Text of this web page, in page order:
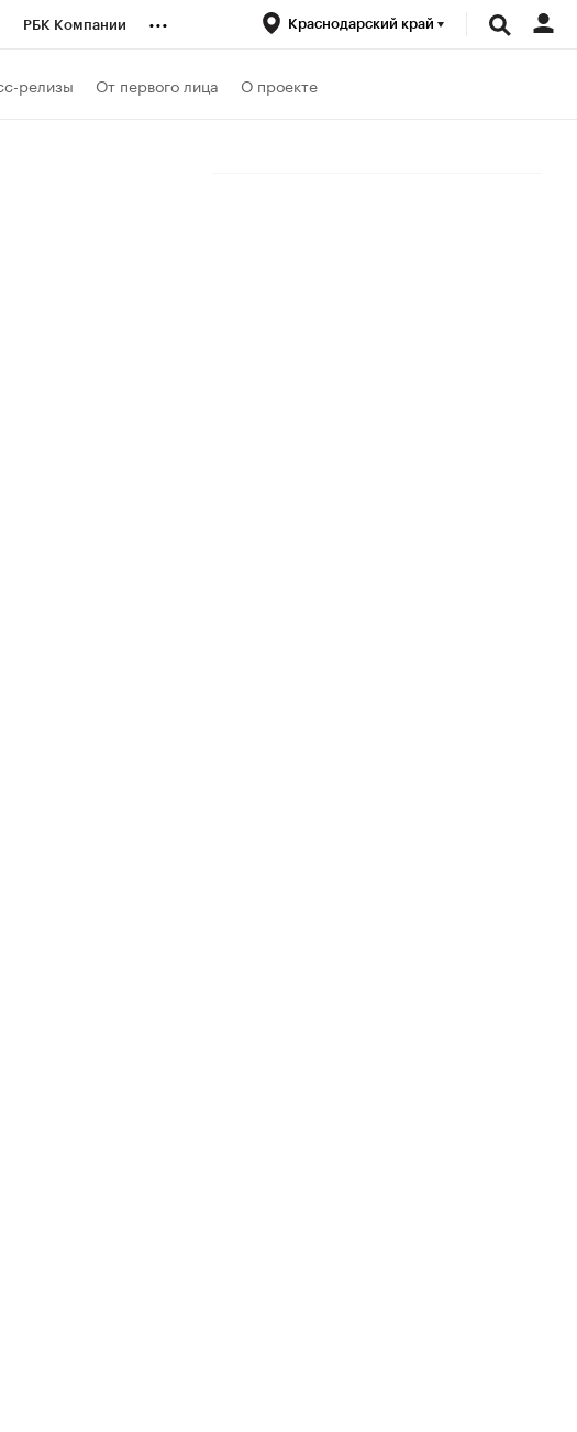
РБК Компании ... Краснодарский край
релизы От первого лица О проекте